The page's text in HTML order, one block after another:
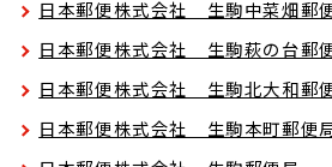
日本郵便株式会社 生駒中菜畑郵
日本郵便株式会社 生駒萩の台郵
日本郵便株式会社 生駒北大和郵
日本郵便株式会社 生駒本町郵便